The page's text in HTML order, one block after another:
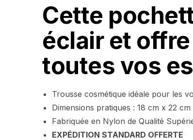
Cette
éclair et
toutes vos
Trousse cosmétique idéale pour les
Dimensions pratiques : 18 cm x 22
Fabriquée en Nylon de Qualité
EXPÉDITION STANDARD OFFERTE